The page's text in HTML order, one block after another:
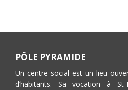
PÔLE PYRAMIDE
Un centre social est un lieu
d’habitants. Sa vocation à